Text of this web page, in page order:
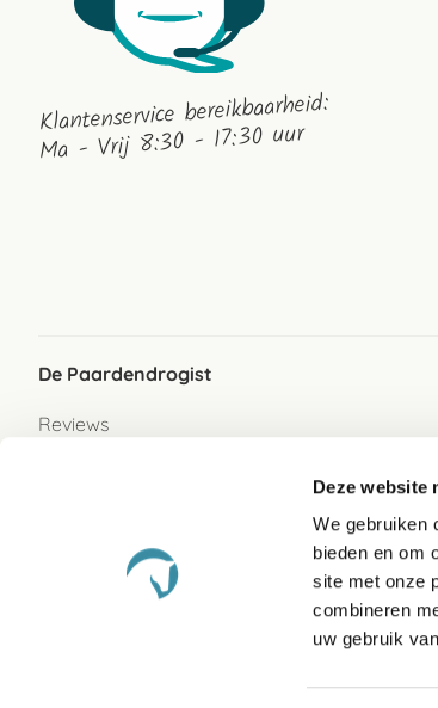
Deze website
We gebruiken
bieden en om
site met onze
combineren
uw gebruik
Klantenservice bereikbaarheid:
Ma - Vrij 8:30 - 17:30 uur
De Paardendrogist
Reviews